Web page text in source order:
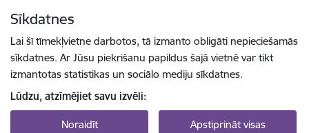
Sīkdatnes
Lai šī tīmekļvietne darbotos, tā izmanto obligāti nepieciešamās
sīkdatnes. Ar Jūsu piekrišanu papildus šajā vietnē var tikt
izmantotas statistikas un sociālo mediju sīkdatnes.
Lūdzu, atzīmējiet savu izvēli:
Noraidīt Apstiprināt visas